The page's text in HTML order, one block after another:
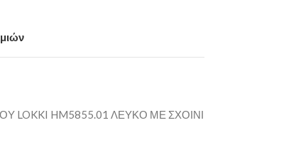
LOKKI HM5855.01 ΛΕΥΚΟ ΜΕ ΣΧΟΙΝΙ